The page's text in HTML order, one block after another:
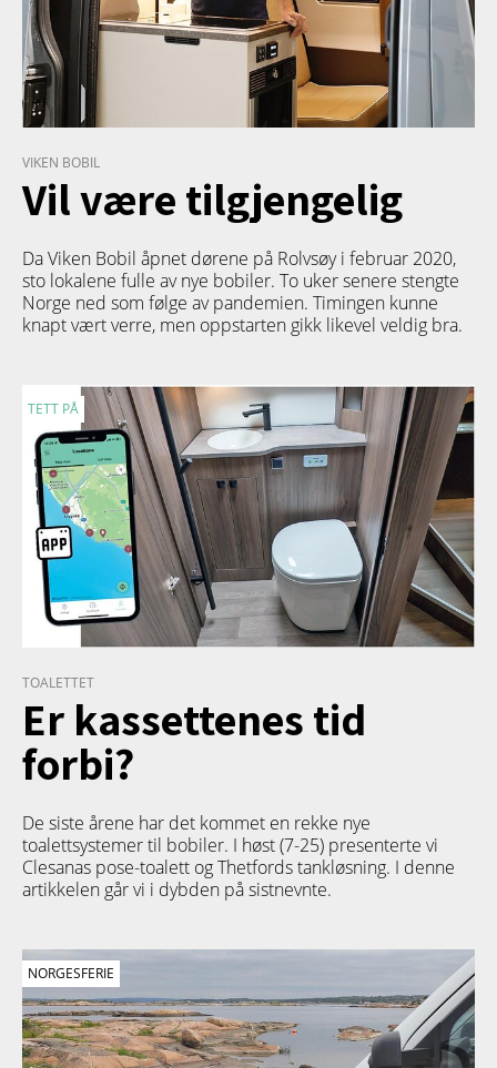
VIKEN BOBIL
Vil være tilgjengelig
Da Viken Bobil åpnet dørene på Rolvsøy i februar 2020,
sto lokalene fulle av nye bobiler. To uker senere stengte
Norge ned som følge av pandemien. Timingen kunne
knapt vært verre, men oppstarten gikk likevel veldig bra.
TETT PÅ
TOALETTET
Er kassettenes tid
forbi?
De siste årene har det kommet en rekke nye
toalettsystemer til bobiler. I høst (7-25) presenterte vi
Clesanas pose-toalett og Thetfords tankløsning. I denne
artikkelen går vi i dybden på sistnevnte.
NORGESFERIE